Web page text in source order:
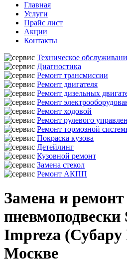
Главная
Услуги
Прайс лист
Акции
Контакты
Техническое
Диагностика
Ремонт трансмиссии
Ремонт двигателя
Ремонт дизельных
Ремонт
Ремонт ходовой
Ремонт рулевого
Ремонт тормозной
Покраска кузова
Детейлинг
Кузовной ремонт
Замена стекол
Ремонт АКПП
Замена и ремонт
пневмоподвески
Impreza
Москве